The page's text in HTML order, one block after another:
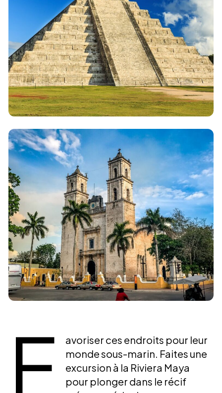
F
avoriser ces endroits pour leur
monde sous-marin. Faites une
excursion à la Riviera Maya
pour plonger dans le récif